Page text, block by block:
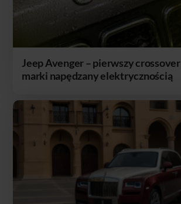
Jeep Avenger – pierwszy crossover
marki napędzany elektrycznością